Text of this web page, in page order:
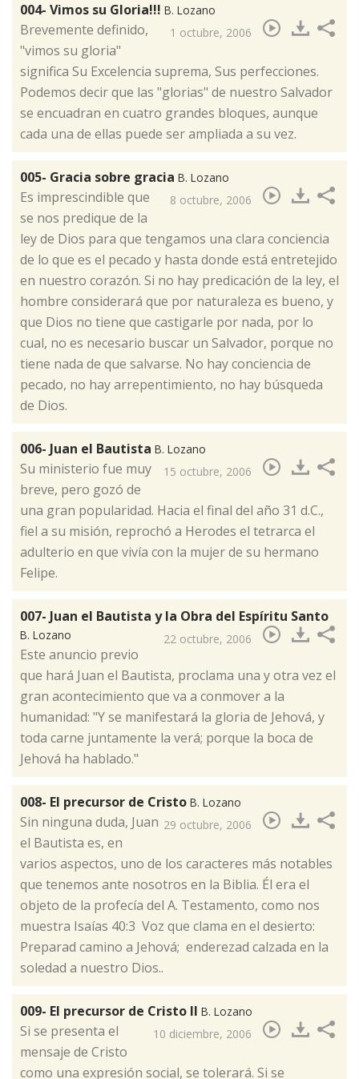
004- Vimos su Gloria!!! B. Lozano
1 octubre, 2006
​Brevemente definido,
"vimos su gloria"
significa Su Excelencia suprema, Sus perfecciones.
Podemos decir que las "glorias" de nuestro Salvador
se encuadran en cuatro grandes bloques, aunque
cada una de ellas puede ser ampliada a su vez.
005- Gracia sobre gracia B. Lozano
8 octubre, 2006
​Es imprescindible que
se nos predique de la
ley de Dios para que tengamos una clara conciencia
de lo que es el pecado y hasta donde está entretejido
en nuestro corazón. Si no hay predicación de la ley, el
hombre considerará que por naturaleza es bueno, y
que Dios no tiene que castigarle por nada, por lo
cual, no es necesario buscar un Salvador, porque no
tiene nada de que salvarse. No hay conciencia de
pecado, no hay arrepentimiento, no hay búsqueda
de Dios.
006- Juan el Bautista B. Lozano
15 octubre, 2006
​Su ministerio fue muy
breve, pero gozó de
una gran popularidad. Hacia el final del año 31 d.C.,
fiel a su misión, reprochó a Herodes el tetrarca el
adulterio en que vivía con la mujer de su hermano
Felipe.
007- Juan el Bautista y la Obra del Espíritu Santo
B. Lozano 22 octubre, 2006
​Este anuncio previo
que hará Juan el Bautista, proclama una y otra vez el
gran acontecimiento que va a conmover a la
humanidad: "Y se manifestará la gloria de Jehová, y
toda carne juntamente la verá; porque la boca de
Jehová ha hablado."
008- El precursor de Cristo B. Lozano
29 octubre, 2006
​Sin ninguna duda, Juan
el Bautista es, en
varios aspectos, uno de los caracteres más notables
que tenemos ante nosotros en la Biblia. Él era el
objeto de la profecía del A. Testamento, como nos
muestra Isaías 40:3 Voz que clama en el desierto:
Preparad camino a Jehová; enderezad calzada en la
soledad a nuestro Dios..
009- El precursor de Cristo II B. Lozano
10 diciembre, 2006
​Si se presenta el
mensaje de Cristo
como una expresión social, se tolerará. Si se